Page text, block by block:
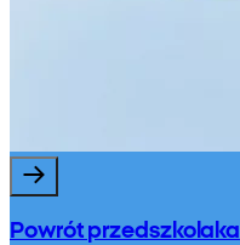
Powrót przedszkolaka